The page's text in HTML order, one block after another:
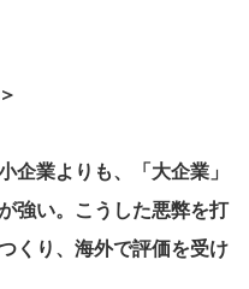
業よりも、「大企業」
強い。こうした悪弊を打
くり、海外で評価を受け